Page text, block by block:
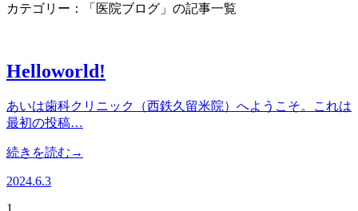
カテゴリー：「医院ブログ」の記事一覧
Helloworld!
あいは歯科クリニック（西鉄久留米院）へようこそ。これは
最初の投稿…
続きを読む→
2024.6.3
1